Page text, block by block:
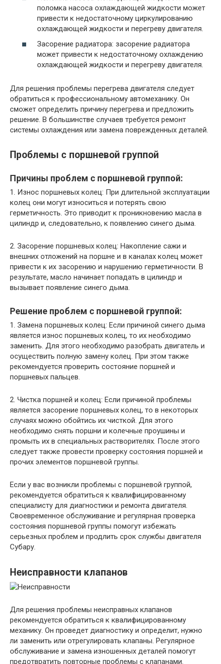
поломка насоса охлаждающей жидкости может
привести к недостаточному циркулированию
охлаждающей жидкости и перегреву двигателя.
Засорение радиатора: засорение радиатора
может привести к недостаточному охлаждению
охлаждающей жидкости и перегреву двигателя.
Для решения проблемы перегрева двигателя следует
обратиться к профессиональному автомеханику. Он
сможет определить причину перегрева и предложить
решение. В большинстве случаев требуется ремонт
системы охлаждения или замена поврежденных деталей.
Проблемы с поршневой группой
Причины проблем с поршневой группой:
1. Износ поршневых колец: При длительной эксплуатации
колец они могут износиться и потерять свою
герметичность. Это приводит к проникновению масла в
цилиндр и, следовательно, к появлению синего дыма.
2. Засорение поршневых колец: Накопление сажи и
внешних отложений на поршне и в каналах колец может
привести к их засорению и нарушению герметичности. В
результате, масло начинает попадать в цилиндр и
вызывает появление синего дыма.
Решение проблем с поршневой группой:
1. Замена поршневых колец: Если причиной синего дыма
является износ поршневых колец, то их необходимо
заменить. Для этого необходимо разобрать двигатель и
осуществить полную замену колец. При этом также
рекомендуется проверить состояние поршней и
поршневых пальцев.
2. Чистка поршней и колец: Если причиной проблемы
является засорение поршневых колец, то в некоторых
случаях можно обойтись их чисткой. Для этого
необходимо снять поршни и колечные проушины и
промыть их в специальных растворителях. После этого
следует также провести проверку состояния поршней и
прочих элементов поршневой группы.
Если у вас возникли проблемы с поршневой группой,
рекомендуется обратиться к квалифицированному
специалисту для диагностики и ремонта двигателя.
Своевременное обслуживание и регулярная проверка
состояния поршневой группы помогут избежать
серьезных проблем и продлить срок службы двигателя
Субару.
Неисправности клапанов
Для решения проблемы неисправных клапанов
рекомендуется обратиться к квалифицированному
механику. Он проведет диагностику и определит, нужно
ли заменить или отрегулировать клапаны. Регулярное
обслуживание и замена изношенных деталей помогут
предотвратить повторные проблемы с клапанами.